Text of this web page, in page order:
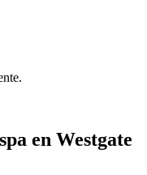
en Westgate